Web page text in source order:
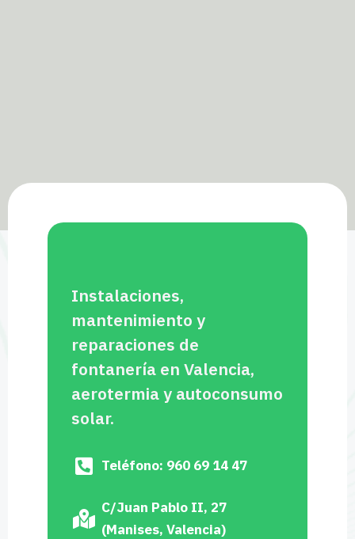
Instalaciones,
mantenimiento y
reparaciones de
fontanería en Valencia,
aerotermia y autoconsumo
solar.
Teléfono: 960 69 14 47
C/Juan Pablo II, 27
(Manises, Valencia)